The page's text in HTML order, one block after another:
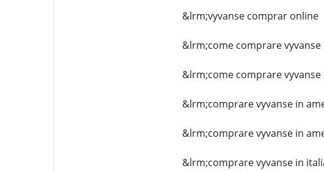
&lrm;vyvanse comprar online
&lrm;come comprare vyvanse
&lrm;come comprare vyvanse
&lrm;comprare vyvanse in
&lrm;comprare vyvanse in
&lrm;comprare vyvanse in